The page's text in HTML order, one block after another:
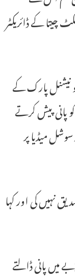
چیتا کے ڈائریکٹر
نیشنل پارک کے
پانی پیش کرتے
میڈیا پر
نہیں کی اور کہا
میں پانی ڈالتے